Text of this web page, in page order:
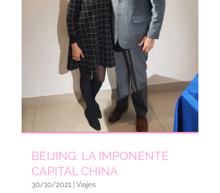
BEIJING: LA IMPONENTE
CAPITAL CHINA
30/10/2021| Viajes